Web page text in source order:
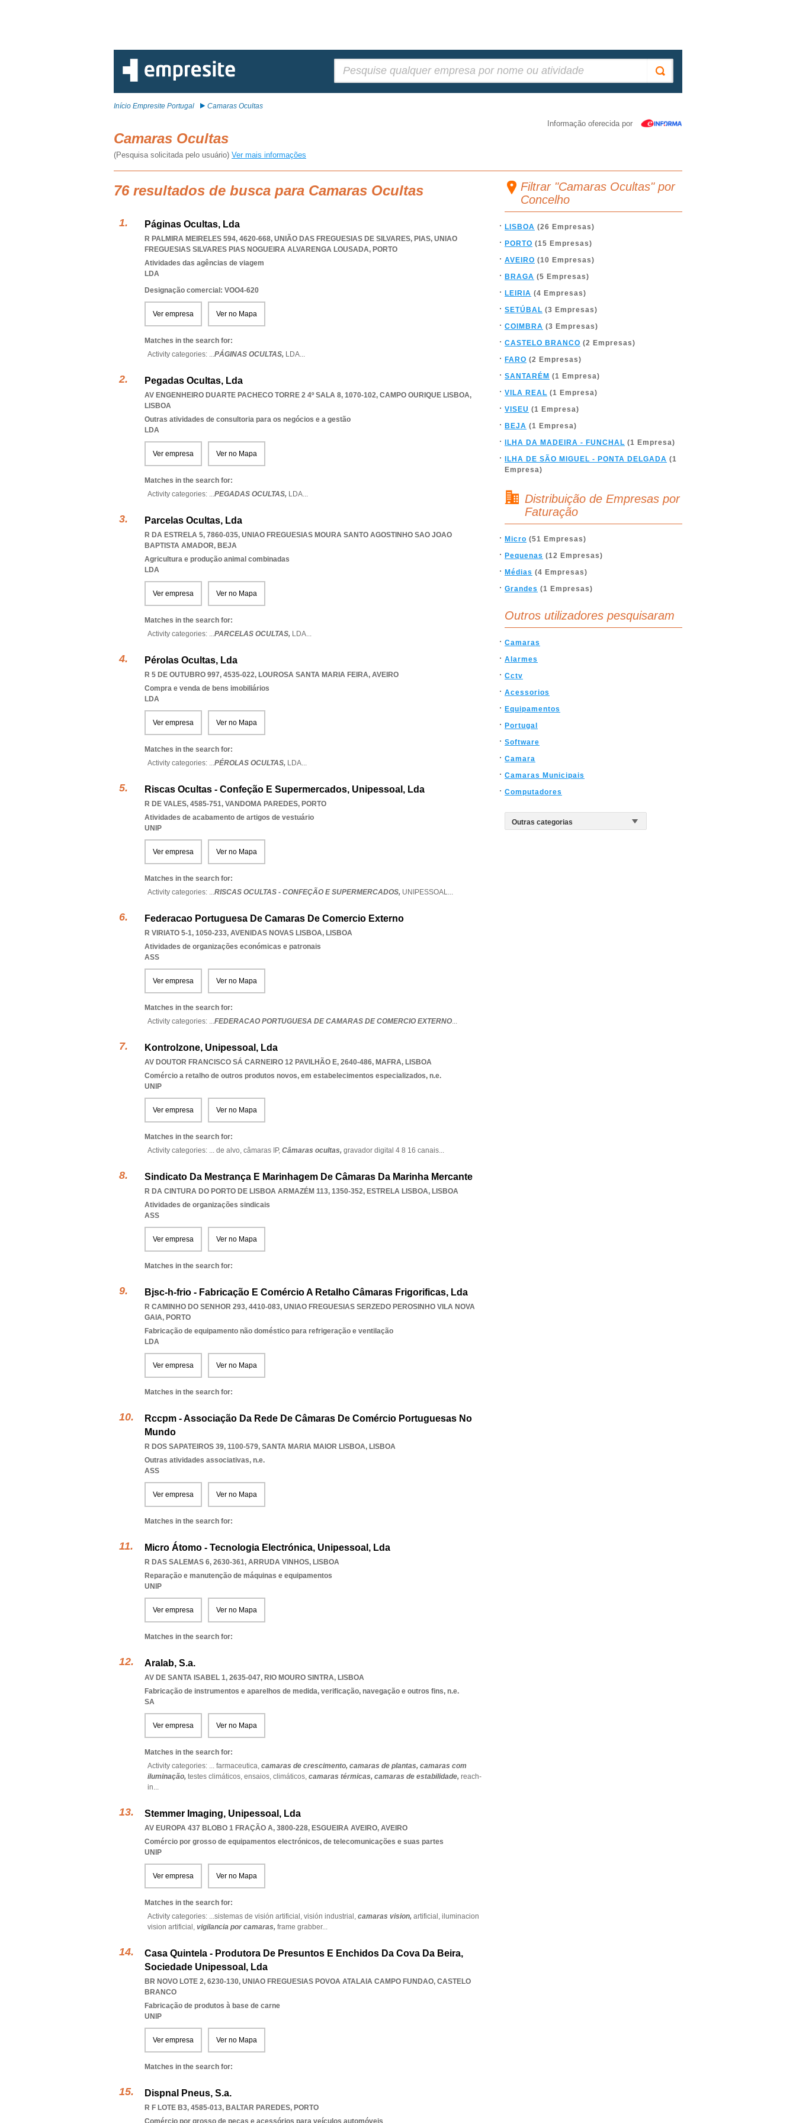
Início Empresite Portugal Camaras Ocultas
Informação oferecida por
Camaras Ocultas
(Pesquisa solicitada pelo usuário) Ver mais informações
76 resultados de busca para Camaras Ocultas
Páginas Ocultas, Lda
R PALMIRA MEIRELES 594, 4620-668, UNIÃO DAS FREGUESIAS DE SILVARES, PIAS, UNIAO
FREGUESIAS SILVARES PIAS NOGUEIRA ALVARENGA LOUSADA, PORTO
Atividades das agências de viagem
LDA
Designação comercial: VOO4-620
Ver empresa Ver no Mapa
Matches in the search for:
Activity categories: ...PÁGINAS OCULTAS, LDA...
Pegadas Ocultas, Lda
AV ENGENHEIRO DUARTE PACHECO TORRE 2 4º SALA 8, 1070-102, CAMPO OURIQUE LISBOA,
LISBOA
Outras atividades de consultoria para os negócios e a gestão
LDA
Ver empresa Ver no Mapa
Matches in the search for:
Activity categories: ...PEGADAS OCULTAS, LDA...
Parcelas Ocultas, Lda
R DA ESTRELA 5, 7860-035, UNIAO FREGUESIAS MOURA SANTO AGOSTINHO SAO JOAO
BAPTISTA AMADOR, BEJA
Agricultura e produção animal combinadas
LDA
Ver empresa Ver no Mapa
Matches in the search for:
Activity categories: ...PARCELAS OCULTAS, LDA...
Pérolas Ocultas, Lda
R 5 DE OUTUBRO 997, 4535-022, LOUROSA SANTA MARIA FEIRA, AVEIRO
Compra e venda de bens imobiliários
LDA
Ver empresa Ver no Mapa
Matches in the search for:
Activity categories: ...PÉROLAS OCULTAS, LDA...
Riscas Ocultas - Confeção E Supermercados, Unipessoal, Lda
R DE VALES, 4585-751, VANDOMA PAREDES, PORTO
Atividades de acabamento de artigos de vestuário
UNIP
Ver empresa Ver no Mapa
Matches in the search for:
Activity categories: ...RISCAS OCULTAS - CONFEÇÃO E SUPERMERCADOS, UNIPESSOAL...
Federacao Portuguesa De Camaras De Comercio Externo
R VIRIATO 5-1, 1050-233, AVENIDAS NOVAS LISBOA, LISBOA
Atividades de organizações económicas e patronais
ASS
Ver empresa Ver no Mapa
Matches in the search for:
Activity categories: ...FEDERACAO PORTUGUESA DE CAMARAS DE COMERCIO EXTERNO...
Kontrolzone, Unipessoal, Lda
AV DOUTOR FRANCISCO SÁ CARNEIRO 12 PAVILHÃO E, 2640-486, MAFRA, LISBOA
Comércio a retalho de outros produtos novos, em estabelecimentos especializados, n.e.
UNIP
Ver empresa Ver no Mapa
Matches in the search for:
Activity categories: ... de alvo, câmaras IP, Câmaras ocultas, gravador digital 4 8 16 canais...
Sindicato Da Mestrança E Marinhagem De Câmaras Da Marinha Mercante
R DA CINTURA DO PORTO DE LISBOA ARMAZÉM 113, 1350-352, ESTRELA LISBOA, LISBOA
Atividades de organizações sindicais
ASS
Ver empresa Ver no Mapa
Matches in the search for:
Bjsc-h-frio - Fabricação E Comércio A Retalho Câmaras Frigorificas, Lda
R CAMINHO DO SENHOR 293, 4410-083, UNIAO FREGUESIAS SERZEDO PEROSINHO VILA NOVA
GAIA, PORTO
Fabricação de equipamento não doméstico para refrigeração e ventilação
LDA
Ver empresa Ver no Mapa
Matches in the search for:
Rccpm - Associação Da Rede De Câmaras De Comércio Portuguesas No
Mundo
R DOS SAPATEIROS 39, 1100-579, SANTA MARIA MAIOR LISBOA, LISBOA
Outras atividades associativas, n.e.
ASS
Ver empresa Ver no Mapa
Matches in the search for:
Micro Átomo - Tecnologia Electrónica, Unipessoal, Lda
R DAS SALEMAS 6, 2630-361, ARRUDA VINHOS, LISBOA
Reparação e manutenção de máquinas e equipamentos
UNIP
Ver empresa Ver no Mapa
Matches in the search for:
Aralab, S.a.
AV DE SANTA ISABEL 1, 2635-047, RIO MOURO SINTRA, LISBOA
Fabricação de instrumentos e aparelhos de medida, verificação, navegação e outros fins, n.e.
SA
Ver empresa Ver no Mapa
Matches in the search for:
Activity categories: ... farmaceutica, camaras de crescimento, camaras de plantas, camaras com
iluminação, testes climáticos, ensaios, climáticos, camaras térmicas, camaras de estabilidade, reach-
in...
Stemmer Imaging, Unipessoal, Lda
AV EUROPA 437 BLOBO 1 FRAÇÃO A, 3800-228, ESGUEIRA AVEIRO, AVEIRO
Comércio por grosso de equipamentos electrónicos, de telecomunicações e suas partes
UNIP
Ver empresa Ver no Mapa
Matches in the search for:
Activity categories: ...sistemas de visión artificial, visión industrial, camaras vision, artificial, iluminacion
vision artificial, vigilancia por camaras, frame grabber...
Casa Quintela - Produtora De Presuntos E Enchidos Da Cova Da Beira,
Sociedade Unipessoal, Lda
BR NOVO LOTE 2, 6230-130, UNIAO FREGUESIAS POVOA ATALAIA CAMPO FUNDAO, CASTELO
BRANCO
Fabricação de produtos à base de carne
UNIP
Ver empresa Ver no Mapa
Matches in the search for:
Dispnal Pneus, S.a.
R F LOTE B3, 4585-013, BALTAR PAREDES, PORTO
Comércio por grosso de peças e acessórios para veículos automóveis
Filtrar "Camaras Ocultas" por
Concelho
LISBOA (26 Empresas)
PORTO (15 Empresas)
AVEIRO (10 Empresas)
BRAGA (5 Empresas)
LEIRIA (4 Empresas)
SETÚBAL (3 Empresas)
COIMBRA (3 Empresas)
CASTELO BRANCO (2 Empresas)
FARO (2 Empresas)
SANTARÉM (1 Empresa)
VILA REAL (1 Empresa)
VISEU (1 Empresa)
BEJA (1 Empresa)
ILHA DA MADEIRA - FUNCHAL (1 Empresa)
ILHA DE SÃO MIGUEL - PONTA DELGADA (1
Empresa)
Distribuição de Empresas por
Faturação
Micro (51 Empresas)
Pequenas (12 Empresas)
Médias (4 Empresas)
Grandes (1 Empresas)
Outros utilizadores pesquisaram
Camaras
Alarmes
Cctv
Acessorios
Equipamentos
Portugal
Software
Camara
Camaras Municipais
Computadores